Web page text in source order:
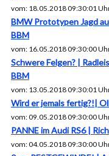
vom: 18.05.2018 09:30:01
BMW Prototypen Jagd
BBM
vom: 16.05.2018 09:30:00
Schwere Felgen? |
BBM
vom: 13.05.2018 09:30:01
Wird er jemals fertig?!|
vom: 09.05.2018 09:30:00
PANNE im Audi RS6 |
vom: 04.05.2018 09:30:00